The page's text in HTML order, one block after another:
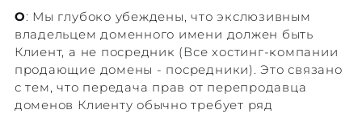
О: Мы глубоко убеждены, что экслюзивным
владельцем доменного имени должен быть
Клиент, а не посредник (Все хостинг-компании
продающие домены - посредники). Это связано
с тем, что передача прав от перепродавца
доменов Клиенту обычно требует ряд